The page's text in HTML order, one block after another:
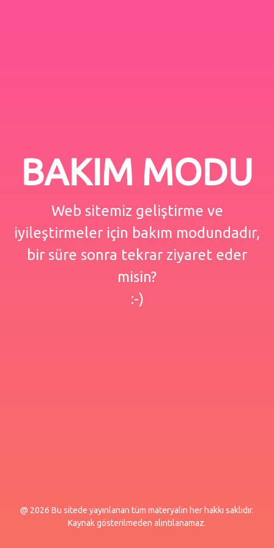
BAKIM MODU
Web sitemiz geliştirme ve
iyileştirmeler için bakım modundadır,
bir süre sonra tekrar ziyaret eder
misin?
:-)
@ 2026 Bu sitede yayınlanan tüm materyalin her hakkı saklıdır.
Kaynak gösterilmeden alıntılanamaz.